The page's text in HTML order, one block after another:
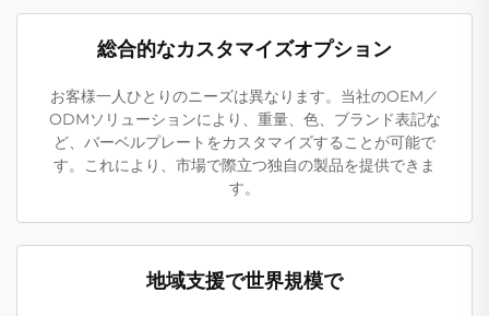
総合的なカスタマイズオプション
お客様一人ひとりのニーズは異なります。当社のOEM／
ODMソリューションにより、重量、色、ブランド表記な
ど、バーベルプレートをカスタマイズすることが可能で
す。これにより、市場で際立つ独自の製品を提供できま
す。
地域支援で世界規模で